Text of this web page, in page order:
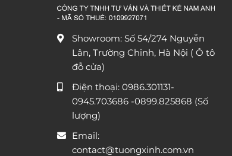
Showroom: Số 54/274 Nguyễn
Lân, Trường Chinh, Hà Nội ( Ô tô
đỗ cửa)
Điện thoại: 0986.301131-
0945.703686 -0899.825868 (Số
lượng)
Email:
contact@tuongxinh.com.vn